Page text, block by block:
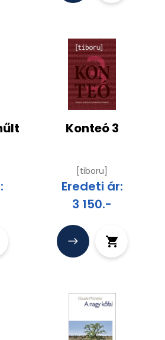
Konteó 3
[tiboru]
Eredeti ár:
3 150.-